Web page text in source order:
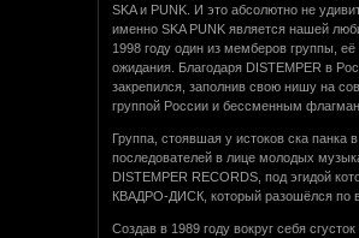
SKA и PUNK. И это абсолютно не
именно SKA PUNK является нашей
1998 году один из мемберов группы,
ожидания. Благодаря DISTEMPER в
закрепился, заполнив свою нишу на
группой России и бессменным
Группа, стоявшая у истоков ска
последователей в лице молодых
DISTEMPER RECORDS, под эгидой
КВАДРО-ДИСК, который разошёлся по
Создав в 1989 году вокруг себя